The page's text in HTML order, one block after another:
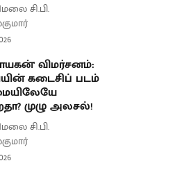
சி.பி.
விமர்சனம்:
கடைசிப் படம்
முழு அலசல்!
சி.பி.